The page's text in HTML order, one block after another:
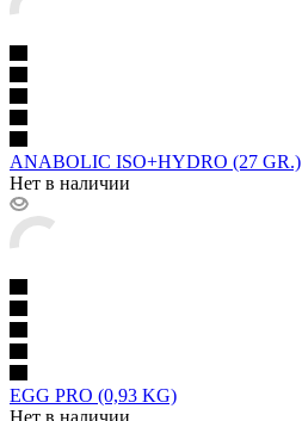
ANABOLIC ISO+HYDRO (27 GR.)
Нет в наличии
EGG PRO (0,93 KG)
Нет в наличии